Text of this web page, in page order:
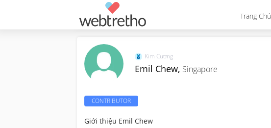
Trang Chủ
Kim Cương
Emil Chew, Singapore
CONTRIBUTOR
Giới thiệu Emil Chew